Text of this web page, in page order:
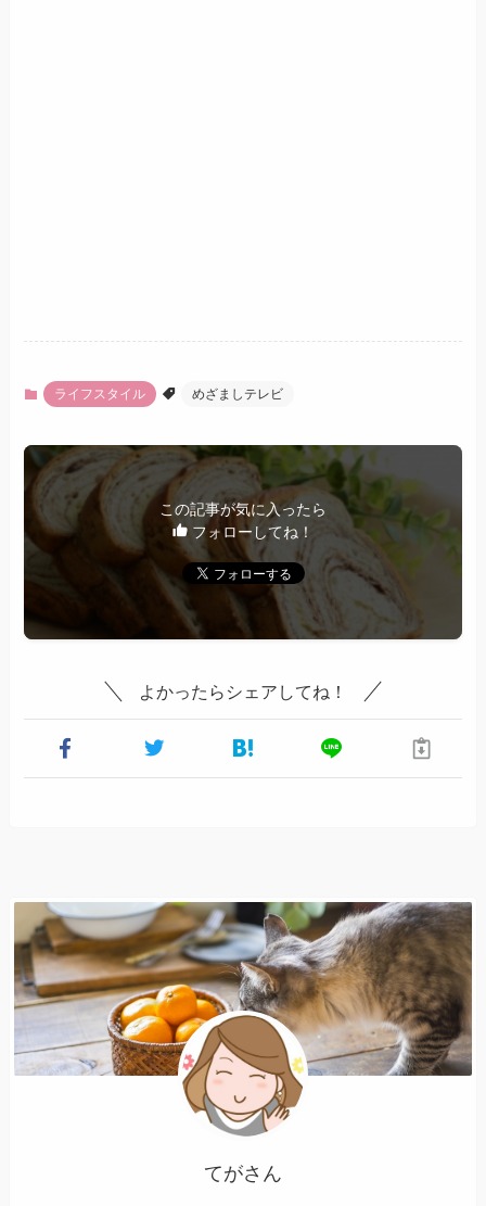
ライフスタイル めざましテレビ
この記事が気に入ったら
フォローしてね！
よかったらシェアしてね！
てがさん